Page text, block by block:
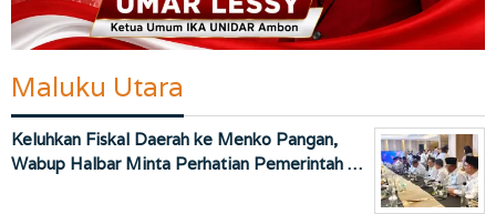
Maluku Utara
Keluhkan Fiskal Daerah ke Menko Pangan,
Wabup Halbar Minta Perhatian Pemerintah …